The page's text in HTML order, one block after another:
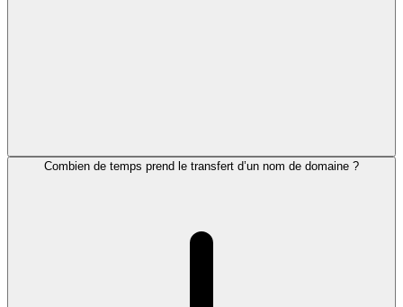
Combien de temps prend le transfert d’un nom de domaine ?